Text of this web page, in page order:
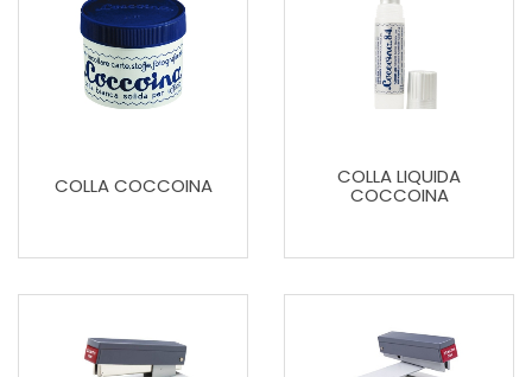
COLLA COCCOINA COLLA LIQUIDA
COCCOINA